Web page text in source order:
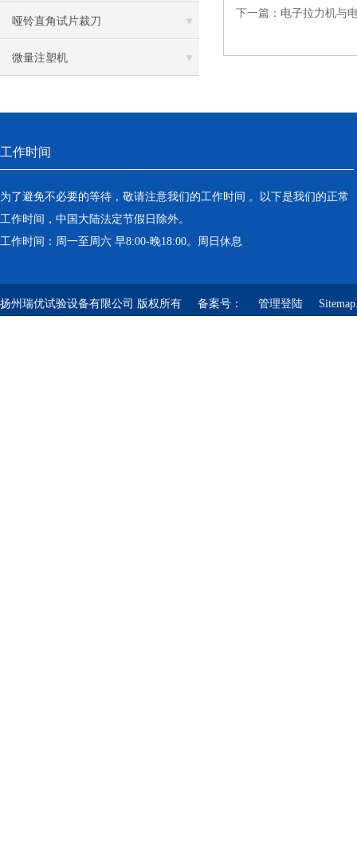
哑铃直角试片裁刀
微量注塑机
下一篇： 电子拉力机与
工作时间
为了避免不必要的等待，敬请注意我们的工作时间 。以下是我们的正常
工作时间，中国大陆法定节假日除外。
工作时间：周一至周六 早8:00-晚18:00。周日休息
扬州瑞优试验设备有限公司 版权所有 备案号： 管理登陆